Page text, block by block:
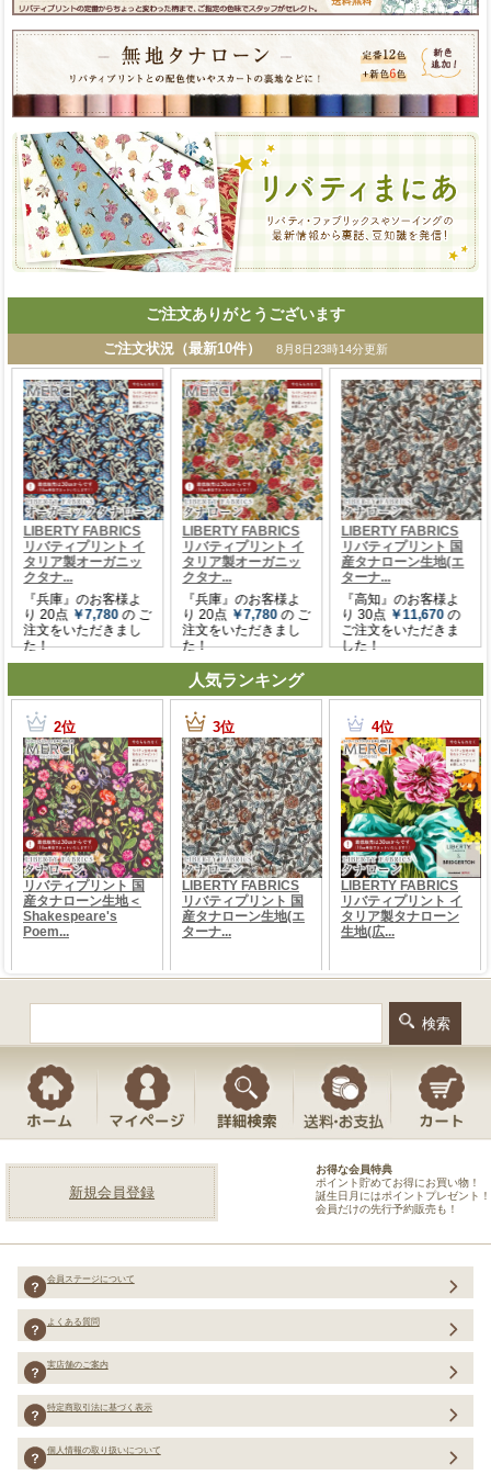
ご注文ありがとうございます
人気ランキング
新規会員登録
お得な会員特典
ポイント貯めてお得にお買い物！
誕生日月にはポイントプレゼント！
会員だけの先行予約販売も！
会員ステージについて
よくある質問
実店舗のご案内
特定商取引法に基づく表示
個人情報の取り扱いについて